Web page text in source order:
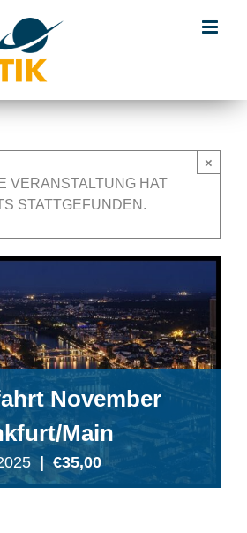
×
VERANSTALTUNG HAT
STATTGEFUNDEN.
November
Main
| €35,00